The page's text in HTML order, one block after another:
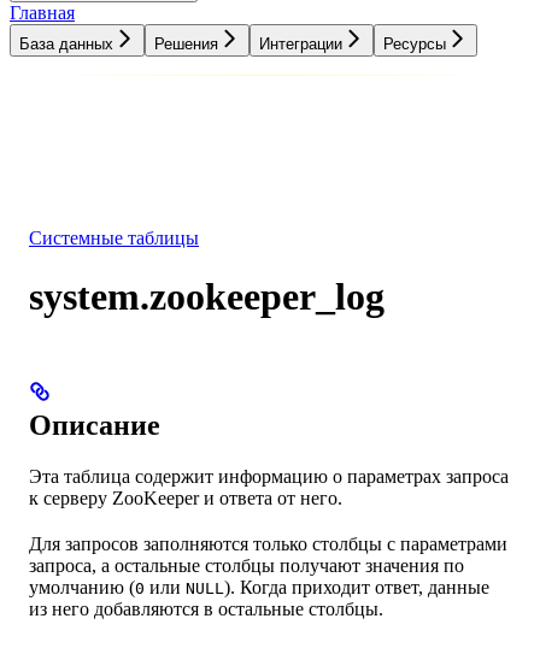
Главная
База данных Решения Интеграции Ресурсы
Системные таблицы
system.zookeeper_log
Описание
Эта таблица содержит информацию о параметрах запроса
к серверу ZooKeeper и ответа от него.
Для запросов заполняются только столбцы с параметрами
запроса, а остальные столбцы получают значения по
умолчанию (0 или NULL). Когда приходит ответ, данные
из него добавляются в остальные столбцы.